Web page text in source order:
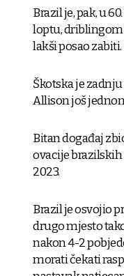
Brazil je, pak, u
loptu, driblingom
lakši posao zabiti.
Škotska je
Allison još
Bitan događaj
ovacije brazilskih
2023.
Brazil je osvojio
drugo mjesto
nakon 4-2
morati čekati